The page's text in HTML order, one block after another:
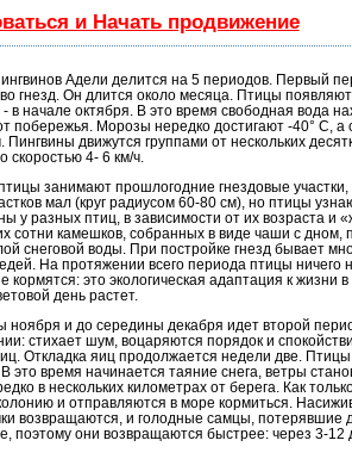
и Начать продвижение
Адели делится на 5 периодов. Первый
гнезд. Он длится около месяца. Птицы
в начале октября. В это время свободная вода
побережья. Морозы нередко достига­ют -40° С, а
движутся группами от нескольких
скоростью 4- 6 км/ч.
занимают прошлогод­ние гнездовые участки,
мал (круг радиусом 60-80 см), но птицы
у разных птиц, в зависимости от их возраста и
сотни камешков, собранных в виде чаши с
снеговой воды. При постройке гнезд бывает
На протяжении всего периода птицы
кормятся: это экологическая адаптация к жизни
день растет.
и до середины декаб­ря идет второй
стихает шум, воцаряются порядок и
Откладка яиц продол­жается недели две.
это время начинается таяние снега, ветры
в нескольких километрах от берега. Как
и отправляются в море кормиться.
возвра­щаются, и голодные самцы, потерявшие
поэтому они возвращаются быстрее: через 3-